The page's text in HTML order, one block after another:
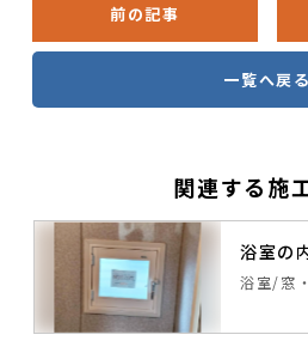
前の記事
一覧へ戻る
関連する施
浴室の
浴室 窓